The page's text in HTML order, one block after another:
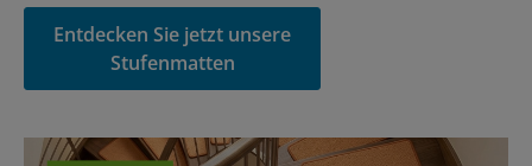
Entdecken Sie jetzt unsere
Stufenmatten